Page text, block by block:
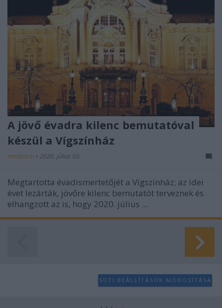
A jövő évadra kilenc bemutatóval
készül a Vígszínház
mtothorsi • 2020. július 03.
Megtartotta évadismertetőjét a Vígszínház; az idei
évet lezárták, jövőre kilenc bemutatót terveznek és
elhangzott az is, hogy 2020. július ...
SÜTI BEÁLLÍTÁSOK MÓDOSÍTÁSA